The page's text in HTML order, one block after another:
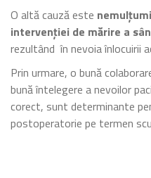
O altă cauză este
intervenției de mărire a
rezultând în nevoia înlocuirii
Prin urmare, o bună
bună întelegere a nevoilor
corect, sunt determinante
postoperatorie pe termen